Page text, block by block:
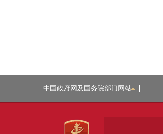
中国政府网及国务院部门网站